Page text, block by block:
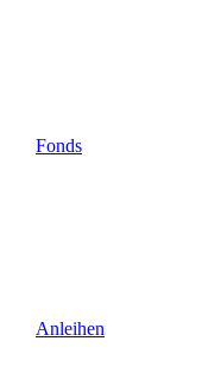
Fonds
Anleihen